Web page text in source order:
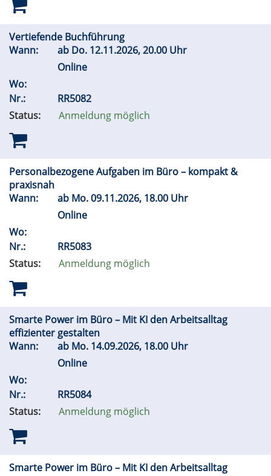
Vertiefende Buchführung
Wann:
ab Do. 12.11.2026, 20.00 Uhr
Online
Wo:
Nr.:
RR5082
Status:
Anmeldung möglich
Personalbezogene Aufgaben im Büro – kompakt &
praxisnah
Wann:
ab Mo.09.11.2026, 18.00 Uhr
Online
Wo:
Nr.:
RR5083
Status:
Anmeldung möglich
Smarte Power im Büro – Mit KI den Arbeitsalltag
effizienter gestalten
Wann:
ab Mo. 14.09.2026, 18.00 Uhr
Online
Wo:
Nr.:
RR5084
Status:
Anmeldung möglich
Smarte Power im Büro – Mit KI den Arbeitsalltag